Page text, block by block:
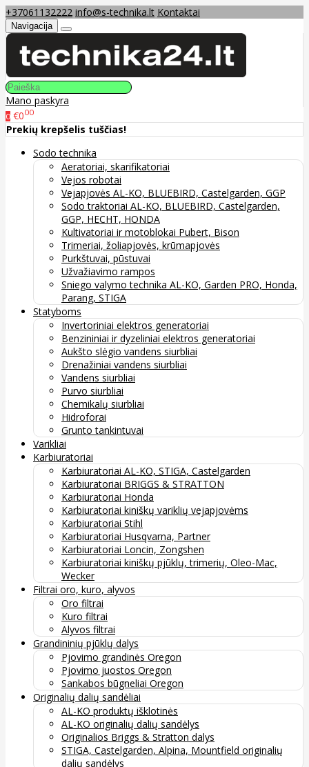
+37061132222 info@s-technika.lt Kontaktai
Navigacija
Mano paskyra
0 €000
Prekių krepšelis tuščias!
Sodo technika
Aeratoriai, skarifikatoriai
Vejos robotai
Vejapjovės AL-KO, BLUEBIRD, Castelgarden, GGP
Sodo traktoriai AL-KO, BLUEBIRD, Castelgarden,
GGP, HECHT, HONDA
Kultivatoriai ir motoblokai Pubert, Bison
Trimeriai, žoliapjovės, krūmapjovės
Purkštuvai, pūstuvai
Užvažiavimo rampos
Sniego valymo technika AL-KO, Garden PRO, Honda,
Parang, STIGA
Statyboms
Invertoriniai elektros generatoriai
Benzininiai ir dyzeliniai elektros generatoriai
Aukšto slėgio vandens siurbliai
Drenažiniai vandens siurbliai
Vandens siurbliai
Purvo siurbliai
Chemikalų siurbliai
Hidroforai
Grunto tankintuvai
Varikliai
Karbiuratoriai
Karbiuratoriai AL-KO, STIGA, Castelgarden
Karbiuratoriai BRIGGS & STRATTON
Karbiuratoriai Honda
Karbiuratoriai kiniškų variklių vejapjovėms
Karbiuratoriai Stihl
Karbiuratoriai Husqvarna, Partner
Karbiuratoriai Loncin, Zongshen
Karbiuratoriai kiniškų pjūklų, trimerių, Oleo-Mac,
Wecker
Filtrai oro, kuro, alyvos
Oro filtrai
Kuro filtrai
Alyvos filtrai
Grandininių pjūklų dalys
Pjovimo grandinės Oregon
Pjovimo juostos Oregon
Sankabos būgneliai Oregon
Originalių dalių sandėliai
AL-KO produktų išklotinės
AL-KO originalių dalių sandėlys
Originalios Briggs & Stratton dalys
STIGA, Castelgarden, Alpina, Mountfield originalių
dalių sandėlys